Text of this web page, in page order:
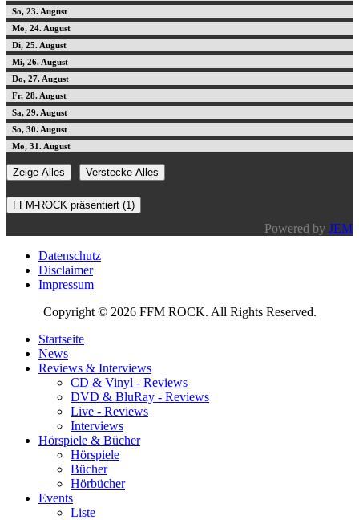
23
24
25
26
27
28
29
30
31
Zeige Alles Verstecke Alles
FFM-ROCK präsentiert (1)
Powered by JEM
Datenschutz
Disclaimer
Impressum
Copyright © 2026 FFM ROCK. All Rights Reserved.
Startseite
News
Reviews & Interviews
CD & Vinyl - Reviews
DVD & BluRay - Reviews
Live - Reviews
Interviews
Hörspiele & Bücher
Hörspiele
Bücher
Hörbücher
Events
Liste